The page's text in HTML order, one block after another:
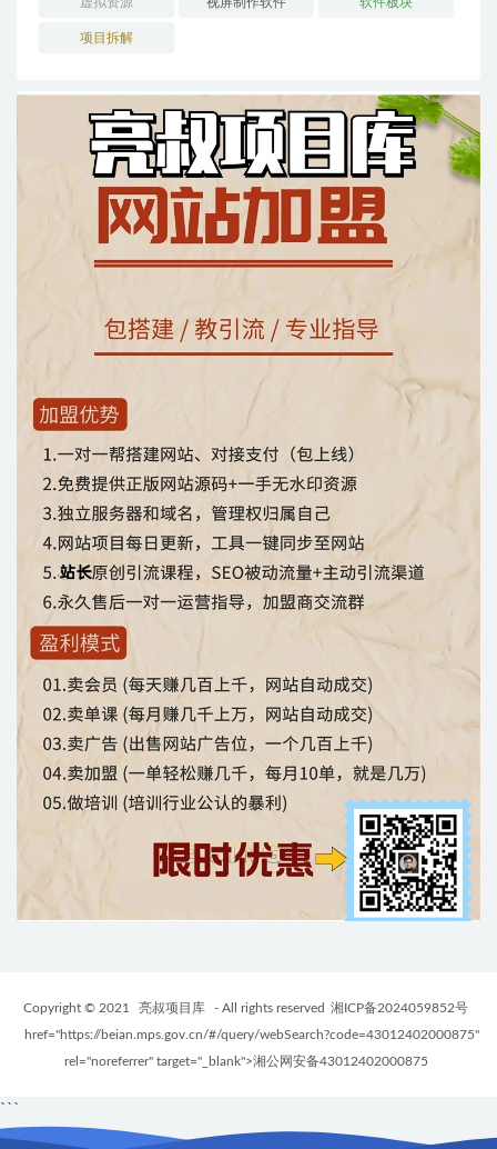
项目拆解
Copyright © 2021 亮叔项目库 - All rights reserved 湘ICP备2024059852号
href="https://beian.mps.gov.cn/#/query/webSearch?code=43012402000875"
rel="noreferrer" target="_blank">湘公网安备43012402000875
```